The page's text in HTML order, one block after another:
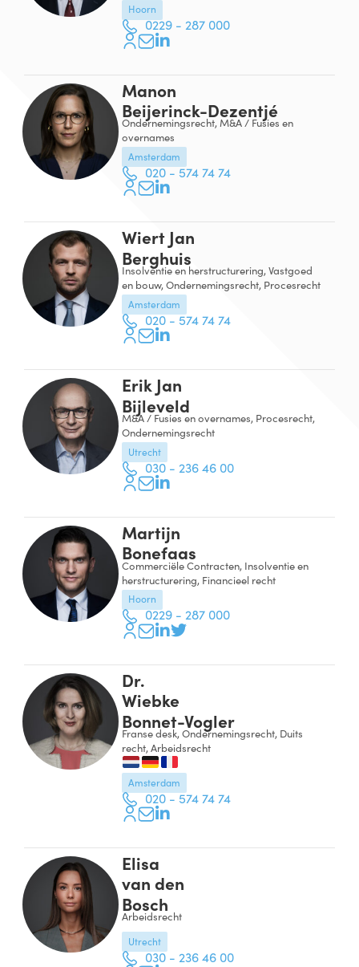
Hoorn
0229 - 287 000
Manon
Beijerinck-Dezentjé
Ondernemingsrecht, M&A / Fusies en
overnames
Amsterdam
020 - 574 74 74
Wiert Jan
Berghuis
Insolventie en herstructurering, Vastgoed
en bouw, Ondernemingsrecht, Procesrecht
Amsterdam
020 - 574 74 74
Erik Jan
Bijleveld
M&A / Fusies en overnames, Procesrecht,
Ondernemingsrecht
Utrecht
030 - 236 46 00
Martijn
Bonefaas
Commerciële Contracten, Insolventie en
herstructurering, Financieel recht
Hoorn
0229 - 287 000
Dr.
Wiebke
Bonnet-Vogler
Franse desk, Ondernemingsrecht, Duits
recht, Arbeidsrecht
Amsterdam
020 - 574 74 74
Elisa
van den
Bosch
Arbeidsrecht
Utrecht
030 - 236 46 00